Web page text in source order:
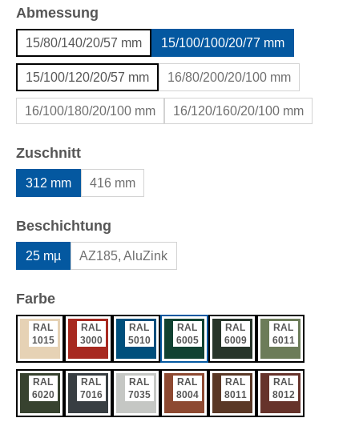
Abmessung
15/80/140/20/57 mm 15/100/100/20/77 mm
15/100/120/20/57 mm 16/80/200/20/100 mm
16/100/180/20/100 mm 16/120/160/20/100 mm
Zuschnittauswählen
312 mm 416 mm
Beschichtung
25 mµ AZ185, AluZink
Farbeauswählen
RAL
1015
RAL
3000
RAL
5010
RAL
6005
RAL
6009
RAL
6011
RAL
6020
RAL
7016
RAL
7035
RAL
8004
RAL
8011
RAL
8012